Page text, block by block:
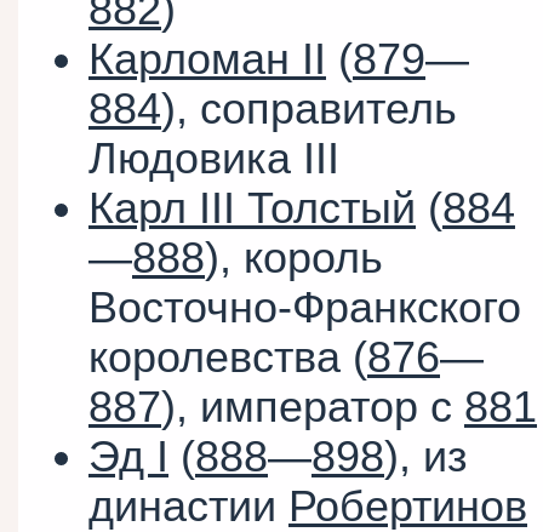
Карломан II (879—
884), соправитель
Людовика III
Карл III Толстый (884
—888), король
Восточно-Франкского
королевства (876—
887), император с 881
Эд I (888—898), из
династии Робертинов